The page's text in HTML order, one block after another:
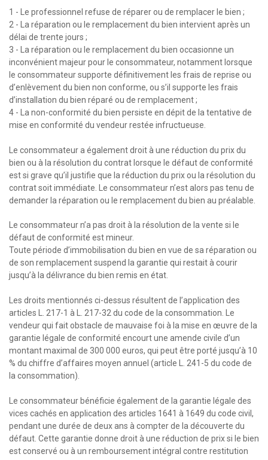
1 - Le professionnel refuse de réparer ou de remplacer le bien ;
2 - La réparation ou le remplacement du bien intervient après un
délai de trente jours ;
3 - La réparation ou le remplacement du bien occasionne un
inconvénient majeur pour le consommateur, notamment lorsque
le consommateur supporte définitivement les frais de reprise ou
d’enlèvement du bien non conforme, ou s’il supporte les frais
d’installation du bien réparé ou de remplacement ;
4 - La non-conformité du bien persiste en dépit de la tentative de
mise en conformité du vendeur restée infructueuse.
Le consommateur a également droit à une réduction du prix du
bien ou à la résolution du contrat lorsque le défaut de conformité
est si grave qu’il justifie que la réduction du prix ou la résolution du
contrat soit immédiate. Le consommateur n’est alors pas tenu de
demander la réparation ou le remplacement du bien au préalable.
Le consommateur n’a pas droit à la résolution de la vente si le
défaut de conformité est mineur.
Toute période d’immobilisation du bien en vue de sa réparation ou
de son remplacement suspend la garantie qui restait à courir
jusqu’à la délivrance du bien remis en état.
Les droits mentionnés ci-dessus résultent de l’application des
articles L. 217-1 à L. 217-32 du code de la consommation. Le
vendeur qui fait obstacle de mauvaise foi à la mise en œuvre de la
garantie légale de conformité encourt une amende civile d’un
montant maximal de 300 000 euros, qui peut être porté jusqu’à 10
% du chiffre d’affaires moyen annuel (article L. 241-5 du code de
la consommation).
Le consommateur bénéficie également de la garantie légale des
vices cachés en application des articles 1641 à 1649 du code civil,
pendant une durée de deux ans à compter de la découverte du
défaut. Cette garantie donne droit à une réduction de prix si le bien
est conservé ou à un remboursement intégral contre restitution